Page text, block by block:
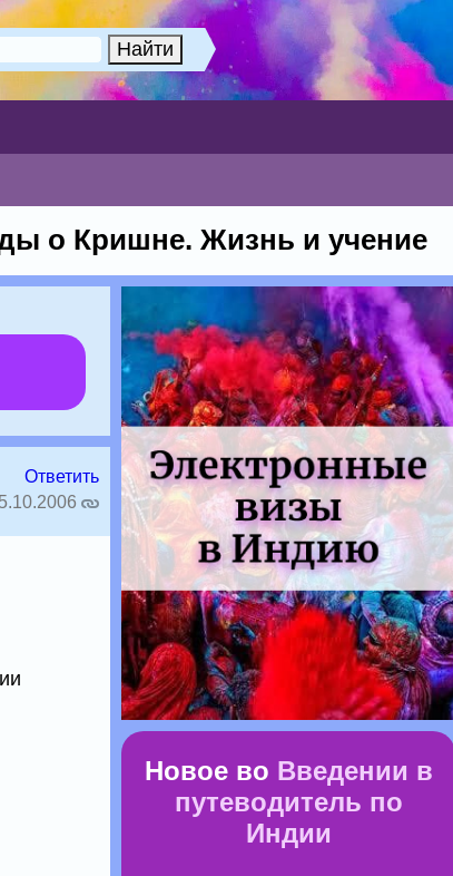
о Кришне. Жизнь и учение
Ответить
Новое во Введении в
путеводитель по
Индии